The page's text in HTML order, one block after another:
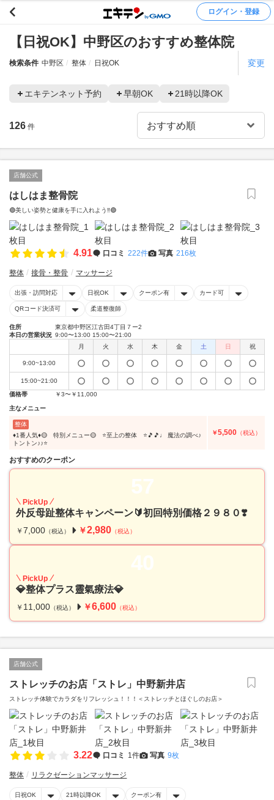
ログイン・登録
【日祝OK】中野区のおすすめ整体院
検索条件 中野区 整体 日祝OK 変更
エキテンネット予約 早朝OK 21時以降OK
126 件
店舗公式
はしはま整骨院
🟢美しい姿勢と健康を手に入れよう‼️🟢
4.91 口コミ 222件 写真 216枚
整体 接骨・整骨 マッサージ
出張・訪問対応 日祝OK クーポン有 カード可
QRコード決済可 柔道整復師
住所
東京都中野区江古田4丁目７ー2
本日の営業状況 9:00〜13:00 15:00〜21:00
月
火 水 木 金 土 日 祝
9:00~13:00
15:00~21:00
価格帯
￥3〜￥11,000
主なメニュー
整体
♦️1番人気♦️🟡 特別メニュー🟡 ⭐️至上の整体 ⭐️🎵🎵♩ 魔法の調べ♪
トントン♪♪⭐️
￥5,500 （税込）
おすすめのクーポン
57
PickUp
外反母趾整体キャンペーン🔰初回特別価格２９８０❣️
￥ 7,000 （税込） ￥2,980 （税込）
40
PickUp
💎整体プラス靈氣療法💎
￥ 11,000 （税込） ￥6,600 （税込）
店舗公式
ストレッチのお店「ストレ」中野新井店
ストレッチ体験でカラダをリフレッシュ！！！＜ストレッチとほぐしのお店＞
3.22 口コミ 1件 写真 9枚
整体 リラクゼーションマッサージ
日祝OK 21時以降OK クーポン有